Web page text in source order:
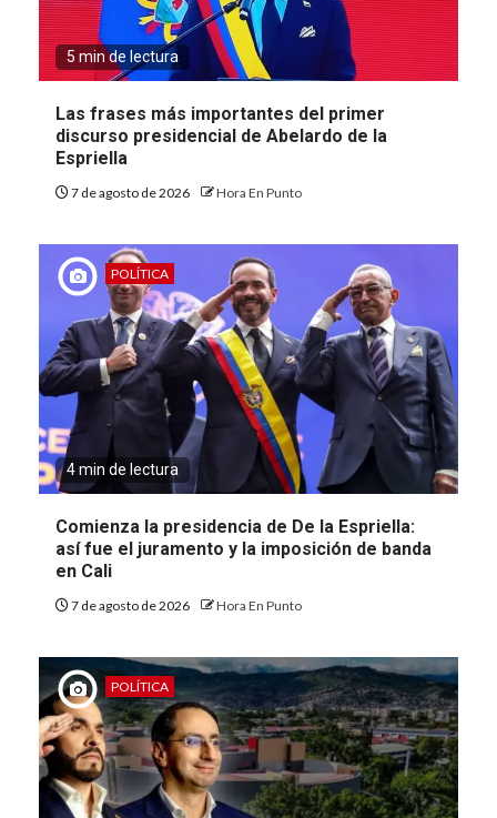
5 min de lectura
Las frases más importantes del primer
discurso presidencial de Abelardo de la
Espriella
7 de agosto de 2026 Hora En Punto
POLÍTICA
4 min de lectura
Comienza la presidencia de De la Espriella:
así fue el juramento y la imposición de banda
en Cali
7 de agosto de 2026 Hora En Punto
POLÍTICA